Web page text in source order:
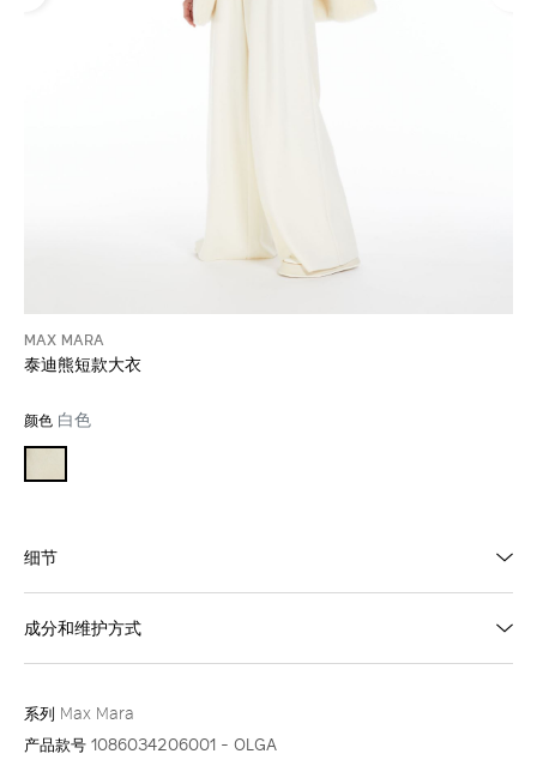
MAX MARA
泰迪熊短款大衣
颜色 白色
细节
成分和维护方式
系列 Max Mara
产品款号 1086034206001 - OLGA